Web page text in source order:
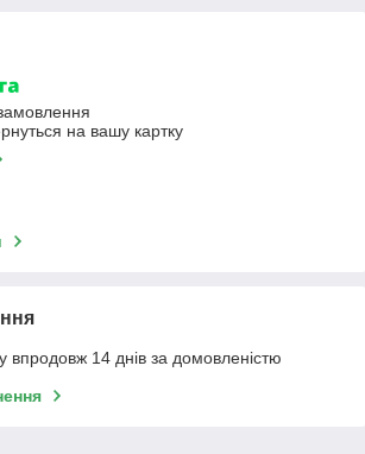
на вашу картку
впродовж 14 днів за домовленістю